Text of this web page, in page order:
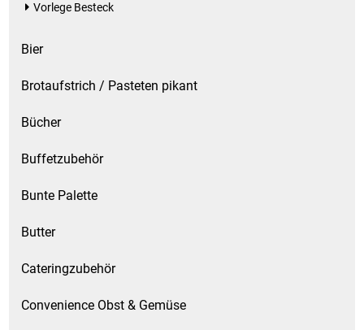
Haarkosmetik
Haushaltshelfer
Kakao
Karaffen / Krüge
Vorlege Besteck
Bier
Brotaufstrich / Pasteten pikant
Bücher
Buffetzubehör
Bunte Palette
Butter
Cateringzubehör
Convenience Obst & Gemüse